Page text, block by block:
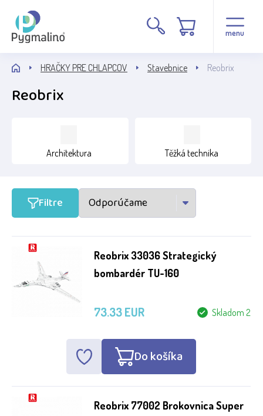
menu
Cena
Běžné zboží
Novinka
Výrobca
Reobrix
HRAČKY PRE CHLAPCOV Stavebnice Reobrix
Reobrix
Architektura Těžká technika
Filtre
Reobrix 33036 Strategický
bombardér TU-160
Skladom 2
73.33 EUR
Do košíka
Reobrix 77002 Brokovnica Super